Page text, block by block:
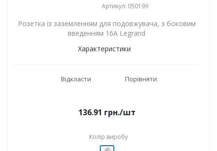
Артикул: 050199
Розетка із заземленням для подовжувача, з боковим
введенням 16А Legrand
Характеристики
Відкласти Порівняти
136.91 грн./шт
Колір виробу